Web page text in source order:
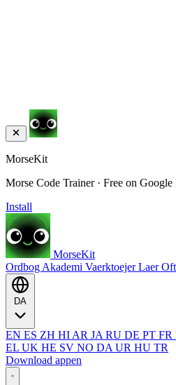
MorseKit
Morse Code Trainer · Free on Google
Install
MorseKit
Ordbog Akademi VaerktoejerLaer
EN ES ZH HI AR JA RU DE PT FR
EL UK HE SV NO DA UR HU TR
Download appen